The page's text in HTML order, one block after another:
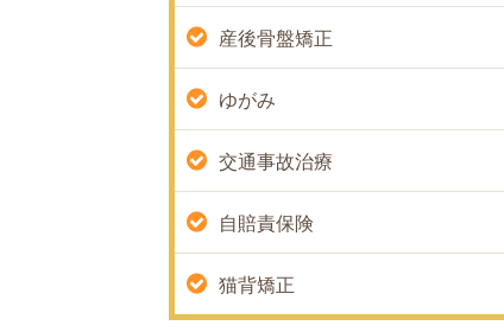
産後骨盤矯正
ゆがみ
交通事故治療
自賠責保険
猫背矯正